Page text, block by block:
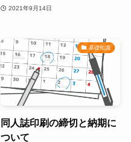
2021年9月14日
基礎知識
同人誌印刷の締切と納期に
ついて